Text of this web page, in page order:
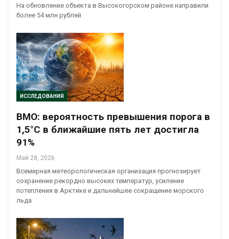
На обновление объекта в Высокогорском районе направили
более 54 млн рублей
ИССЛЕДОВАНИЯ
ВМО: вероятность превышения порога в
1,5°C в ближайшие пять лет достигла
91%
Май 28, 2026
Всемирная метеорологическая организация прогнозирует
сохранение рекордно высоких температур, усиление
потепления в Арктике и дальнейшее сокращение морского
льда